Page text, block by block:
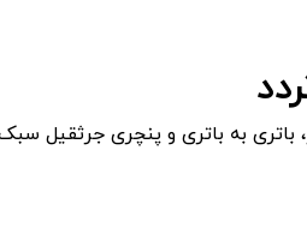
باتری به باتری و پنچری جرثقیل